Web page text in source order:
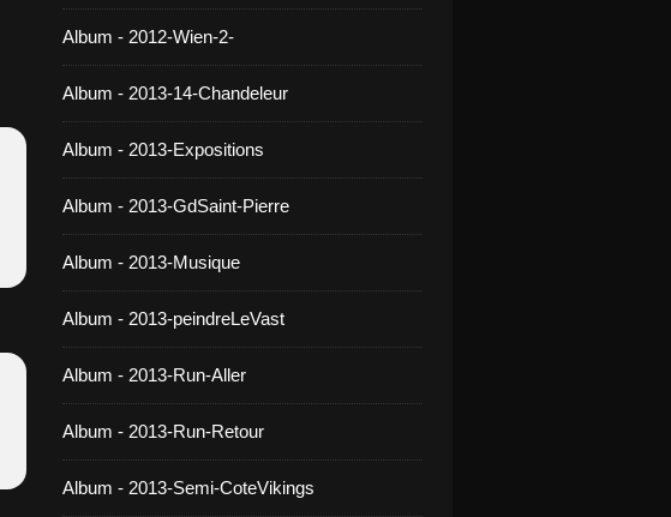
Album - 2012-Wien-2-
Album - 2013-14-Chandeleur
Album - 2013-Expositions
Album - 2013-GdSaint-Pierre
Album - 2013-Musique
Album - 2013-peindreLeVast
Album - 2013-Run-Aller
Album - 2013-Run-Retour
Album - 2013-Semi-CoteVikings